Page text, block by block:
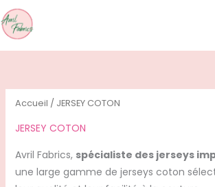
contenu
Accueil / JERSEY COTON
JERSEY COTON
Avril Fabrics, spécialiste des jerseys
une large gamme de jerseys coton